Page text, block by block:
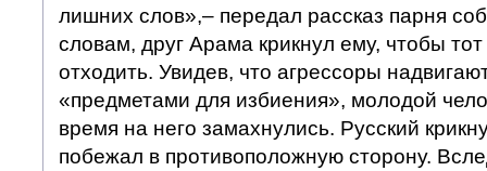
лишних слов»,– передал рассказ парня
словам, друг Арама крикнул ему, чтобы
отходить. Увидев, что агрессоры
«предметами для избиения», молодой
время на него замахнулись. Русский
побежал в противоположную сторону.